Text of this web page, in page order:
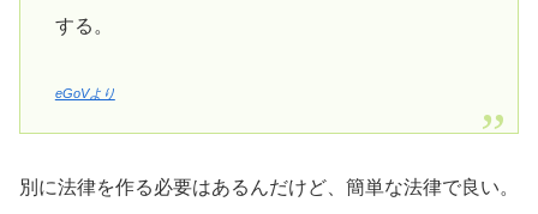
する。
eGoVより
別に法律を作る必要はあるんだけど、簡単な法律で良い。